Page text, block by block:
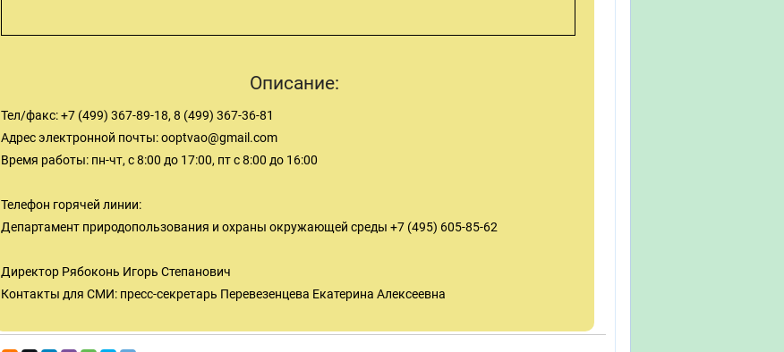
Описание:
Тел/факс: +7 (499) 367-89-18, 8 (499) 367-36-81
Адрес электронной почты:ooptvao@gmail.com
Время работы: пн-чт, с 8:00 до 17:00, пт с 8:00 до 16:00
Телефон горячей линии:
Департамент природопользования и охраны окружающей среды +7 (495) 605-85-62
Директор Рябоконь Игорь Степанович
Контакты для СМИ: пресс-секретарь Перевезенцева Екатерина Алексеевна